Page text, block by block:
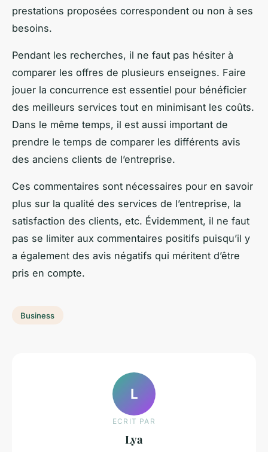
prestations proposées correspondent ou non à ses
besoins.
Pendant les recherches, il ne faut pas hésiter à
comparer les offres de plusieurs enseignes. Faire
jouer la concurrence est essentiel pour bénéficier
des meilleurs services tout en minimisant les coûts.
Dans le même temps, il est aussi important de
prendre le temps de comparer les différents avis
des anciens clients de l’entreprise.
Ces commentaires sont nécessaires pour en savoir
plus sur la qualité des services de l’entreprise, la
satisfaction des clients, etc. Évidemment, il ne faut
pas se limiter aux commentaires positifs puisqu’il y
a également des avis négatifs qui méritent d’être
pris en compte.
Business
L
ECRIT PAR
Lya